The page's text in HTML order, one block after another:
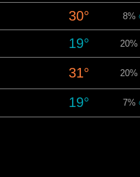
30° 8%
19° 20%
31° 20%
19° 7%